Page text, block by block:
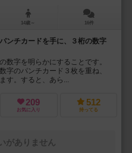
14歳～ 16件
ンチカードを手に、３桁の数字
字を明らかにすることです。
字のパンチカード３枚を重ね、
す。すると、あら...
209
お気に入り
512
持ってる
がありません